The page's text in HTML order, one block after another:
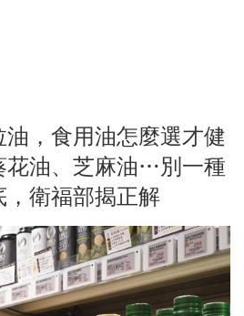
，食用油怎麼選才健
花油、芝麻油…別一種
，衛福部揭正解